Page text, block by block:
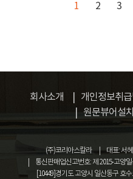
that the
from sulfonated
(SPAES) will be
SPAES
perfluoropolyether
group cross-linked
prepared via simple
1 2 3
회사소개 개인정보취
원문뷰어설치
(주)코리아스칼라 대표: 서
통신판매업신고번호: 제 2015-고양
[10449]경기도 고양시 일산동구 호